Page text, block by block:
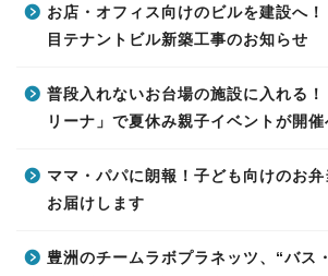
お店・オフィス向けのビルを建設へ
目テナントビル新築工事のお知らせ
普段入れないお台場の施設に入れる
リーナ」で夏休み親子イベントが開催
ママ・パパに朗報！子ども向けのお
お届けします
豊洲のチームラボプラネッツ、“バス